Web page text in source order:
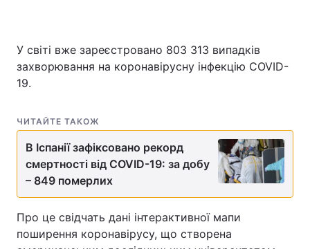
Головна
Економіка Світ
Спорт
Зброя Інциденти
У світі вже зареєстровано 803 313 випадків
захворювання на коронавірусну інфекцію COVID-
19.
ЧИТАЙТЕ ТАКОЖ
В Іспанії зафіксовано рекорд
смертності від COVID-19: за добу
– 849 померлих
Про це свідчать дані інтерактивної мапи
поширення коронавірусу, що створена